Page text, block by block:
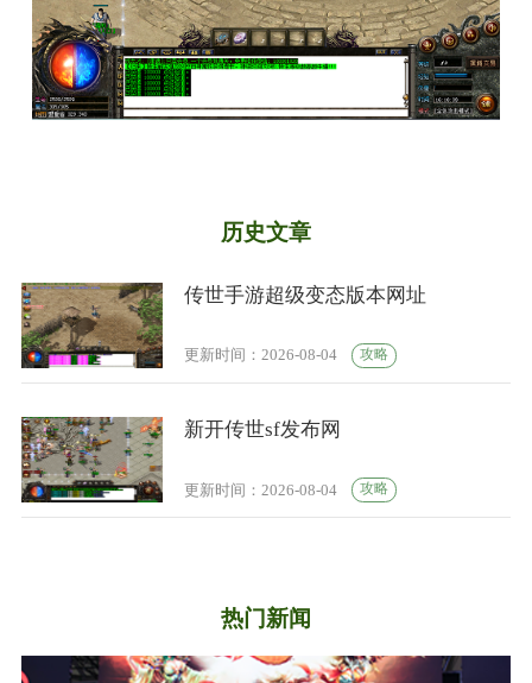
历史文章
传世手游超级变态版本网址
更新时间：2026-08-04 攻略
新开传世sf发布网
更新时间：2026-08-04 攻略
热门新闻